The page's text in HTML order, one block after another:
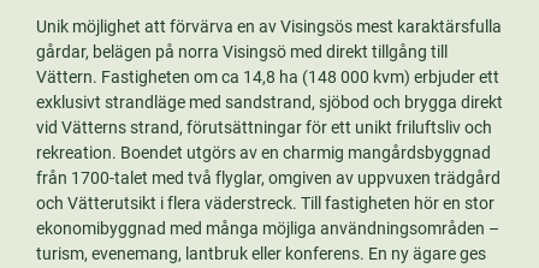
Unik möjlighet att förvärva en av Visingsös mest karaktärsfulla
gårdar, belägen på norra Visingsö med direkt tillgång till
Vättern. Fastigheten om ca 14,8 ha (148 000 kvm) erbjuder ett
exklusivt strandläge med sandstrand, sjöbod och brygga direkt
vid Vätterns strand, förutsättningar för ett unikt friluftsliv och
rekreation. Boendet utgörs av en charmig mangårdsbyggnad
från 1700-talet med två flyglar, omgiven av uppvuxen trädgård
och Vätterutsikt i flera väderstreck. Till fastigheten hör en stor
ekonomibyggnad med många möjliga användningsområden –
turism, evenemang, lantbruk eller konferens. En ny ägare ges